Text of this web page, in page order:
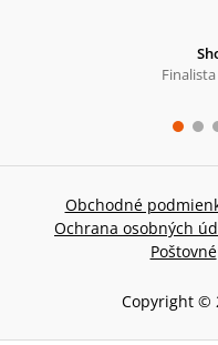
Obchodné
Ochrana osobných
Poštovné
Copyright ©